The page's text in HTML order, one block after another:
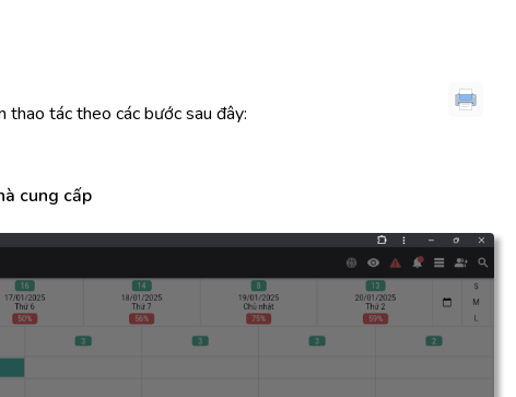
thao tác theo các bước sau đây:
cung cấp